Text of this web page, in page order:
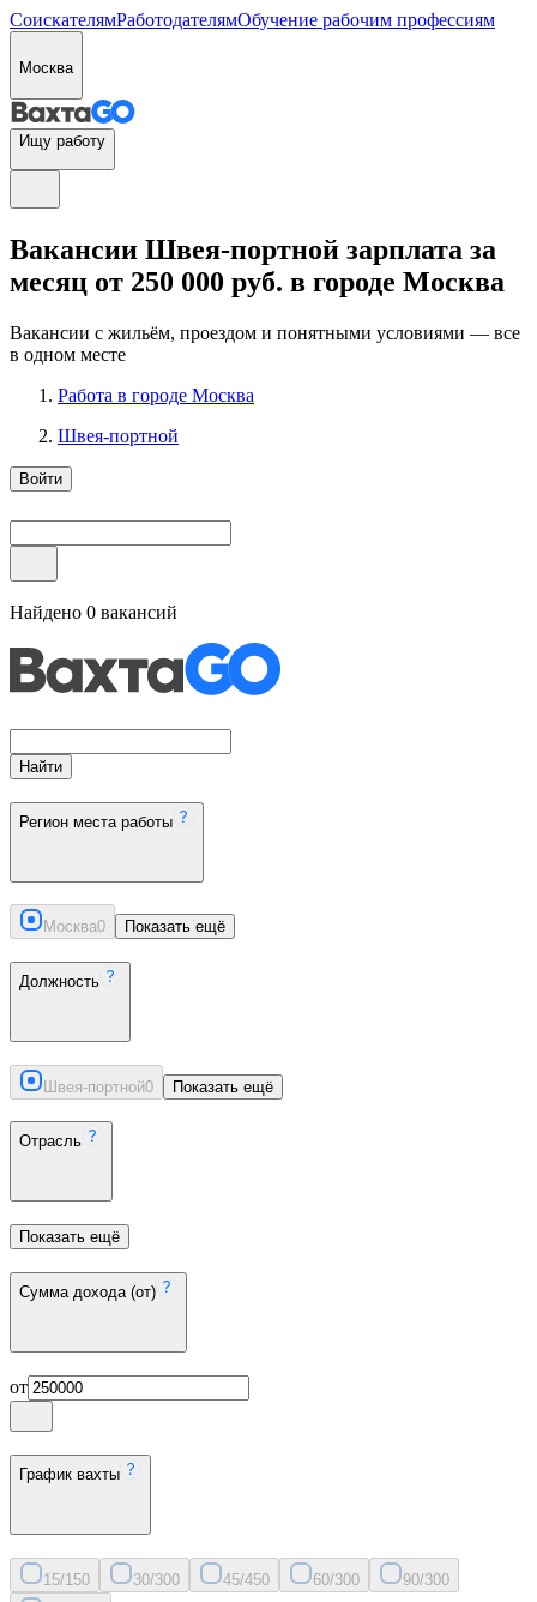
СоискателямРаботодателямОбучение рабочим профессиям
Москва
Ищу работу
Вакансии Швея-портной зарплата за
месяц от 250 000 руб. в городе Москва
Вакансии с жильём, проездом и понятными условиями — все
в одном месте
Работа в городе Москва
Швея-портной
Войти
Найдено 0 вакансий
Найти
Регион места работы
Москва0 Показать ещё
Должность
Швея-портной0 Показать ещё
Отрасль
Показать ещё
Сумма дохода (от)
от
График вахты
15/150 30/300 45/450 60/300 90/300